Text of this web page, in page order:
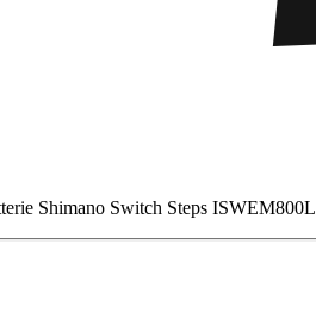
Shimano Switch Steps ISWEM800L